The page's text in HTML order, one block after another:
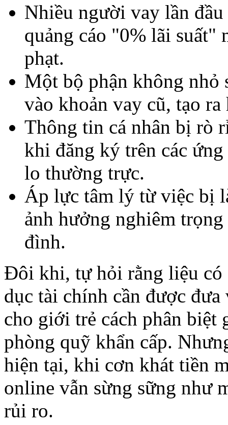
Nhiều người vay lần
quảng cáo "0% lãi suất"
phạt.
Một bộ phận không nhỏ
vào khoản vay cũ, tạo
Thông tin cá nhân bị rò
khi đăng ký trên các
lo thường trực.
Áp lực tâm lý từ việc bị
ảnh hưởng nghiêm
đình.
Đôi khi, tự hỏi rằng liệu có
dục tài chính cần được
cho giới trẻ cách phân biệt
phòng quỹ khẩn cấp.
hiện tại, khi cơn khát tiền
online vẫn sừng sững như
rủi ro.